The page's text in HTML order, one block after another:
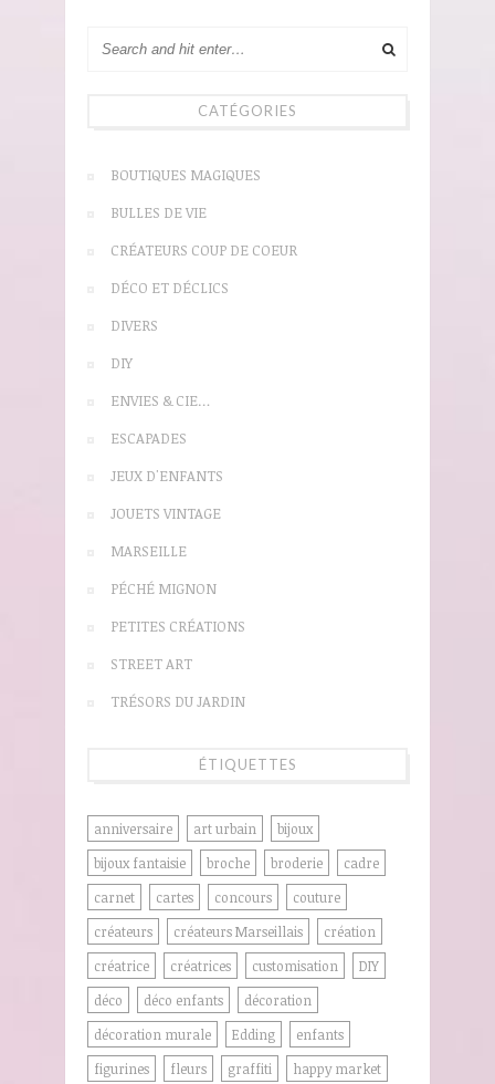
CATÉGORIES
BOUTIQUES MAGIQUES
BULLES DE VIE
CRÉATEURS COUP DE COEUR
DÉCO ET DÉCLICS
DIVERS
DIY
ENVIES & CIE…
ESCAPADES
JEUX D'ENFANTS
JOUETS VINTAGE
MARSEILLE
PÉCHÉ MIGNON
PETITES CRÉATIONS
STREET ART
TRÉSORS DU JARDIN
ÉTIQUETTES
anniversaire art urbain
bijoux
bijoux fantaisie
broche broderie
cadre
carnet
cartes concours
couture
créateurs
créateurs Marseillais
création
créatrice
créatrices customisation
DIY
déco
déco enfants
décoration
décoration murale
Edding
enfants
figurines
fleurs graffiti happy market